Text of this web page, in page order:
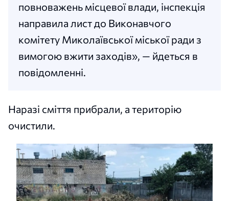
повноважень місцевої влади, інспекція
направила лист до Виконавчого
комітету Миколаївської міської ради з
вимогою вжити заходів», — йдеться в
повідомленні.
Наразі сміття прибрали, а територію
очистили.